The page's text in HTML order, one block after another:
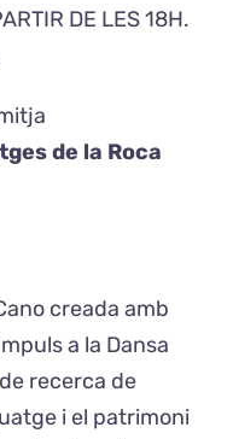
DE LES 18H.
de la Roca
creada amb
a la Dansa
recerca de
i el patrimoni